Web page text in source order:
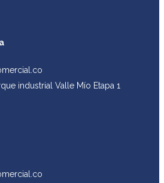
industrial Valle Mío Etapa 1